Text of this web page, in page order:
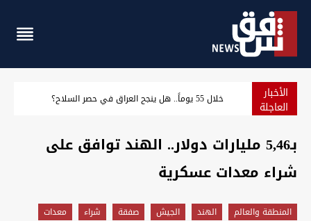
الأخبار
العاجلة طقس العراق.. حرارة خمسينية تجتاح الوسط والجنوب منتصف
بـ5,46 مليارات دولار.. الهند توافق على
شراء معدات عسكرية
المنطقة والعالم الهند الجيش صفقة شراء معدات